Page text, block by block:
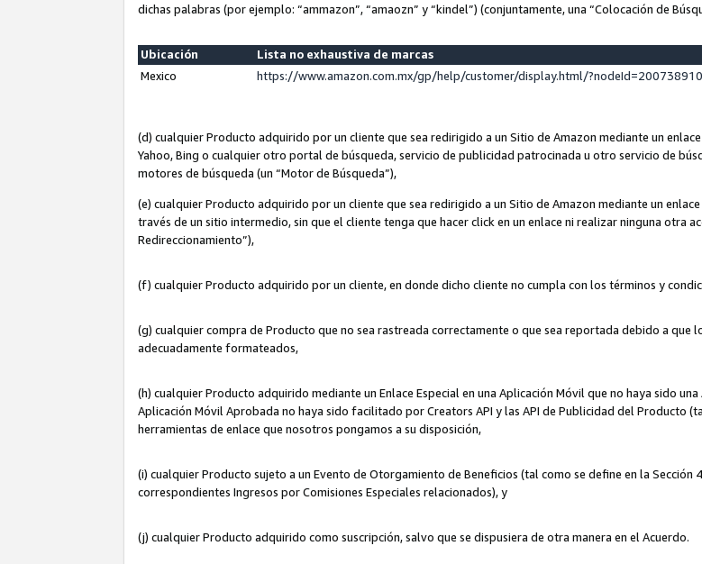
dichas palabras (por ejemplo: “ammazon”, “amaozn” y “kindel”) (conjuntamente, una “Colocación de
Ubicación
Lista no exhaustiva de marcas
Mexico
https://www.amazon.com.mx/gp/help/customer/display.html/?nodeId=200738910
(d) cualquier Producto adquirido por un cliente que sea redirigido a un Sitio de Amazon mediante un
Yahoo, Bing o cualquier otro portal de búsqueda, servicio de publicidad patrocinada u otro servicio de
motores de búsqueda (un “Motor de Búsqueda”),
(e) cualquier Producto adquirido por un cliente que sea redirigido a un Sitio de Amazon mediante un
través de un sitio intermedio, sin que el cliente tenga que hacer click en un enlace ni realizar ninguna otra
Redireccionamiento”),
(f) cualquier Producto adquirido por un cliente, en donde dicho cliente no cumpla con los términos y
(g) cualquier compra de Producto que no sea rastreada correctamente o que sea reportada debido a que
adecuadamente formateados,
(h) cualquier Producto adquirido mediante un Enlace Especial en una Aplicación Móvil que no haya sido
Aplicación Móvil Aprobada no haya sido facilitado por Creators API y las API de Publicidad del Producto
herramientas de enlace que nosotros pongamos a su disposición,
(i) cualquier Producto sujeto a un Evento de Otorgamiento de Beneficios (tal como se define en la Sección
correspondientes Ingresos por Comisiones Especiales relacionados), y
(j) cualquier Producto adquirido como suscripción, salvo que se dispusiera de otra manera en el Acuerdo.